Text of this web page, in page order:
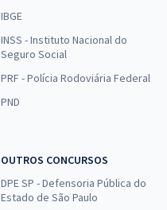
IBGE
INSS - Instituto Nacional do
Seguro Social
PRF - Polícia Rodoviária Federal
PND
OUTROS CONCURSOS
DPE SP - Defensoria Pública do
Estado de São Paulo